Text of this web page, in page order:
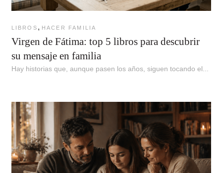
LIBROS , HACER FAMILIA
Virgen de Fátima: top 5 libros para descubrir
su mensaje en familia
Hay historias que, aunque pasen los años, siguen tocando el...